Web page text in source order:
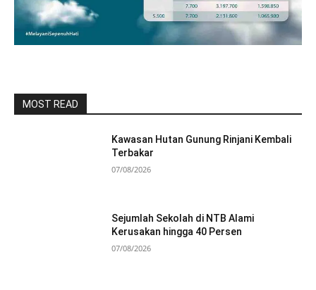
MOST READ
Kawasan Hutan Gunung Rinjani Kembali
Terbakar
07/08/2026
Sejumlah Sekolah di NTB Alami
Kerusakan hingga 40 Persen
07/08/2026